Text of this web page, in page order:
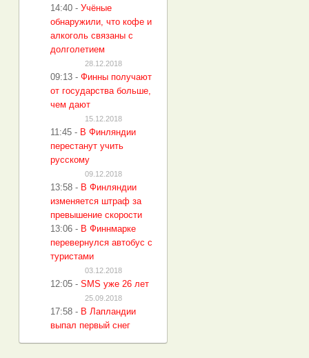
14:40 - Учёные
обнаружили, что кофе и
алкоголь связаны с
долголетием
28.12.2018
09:13 - Финны получают
от государства больше,
чем дают
15.12.2018
11:45 - В Финляндии
перестанут учить
русскому
09.12.2018
13:58 - В Финляндии
изменяется штраф за
превышение скорости
13:06 - В Финнмарке
перевернулся автобус с
туристами
03.12.2018
12:05 - SMS уже 26 лет
25.09.2018
17:58 - В Лапландии
выпал первый снег